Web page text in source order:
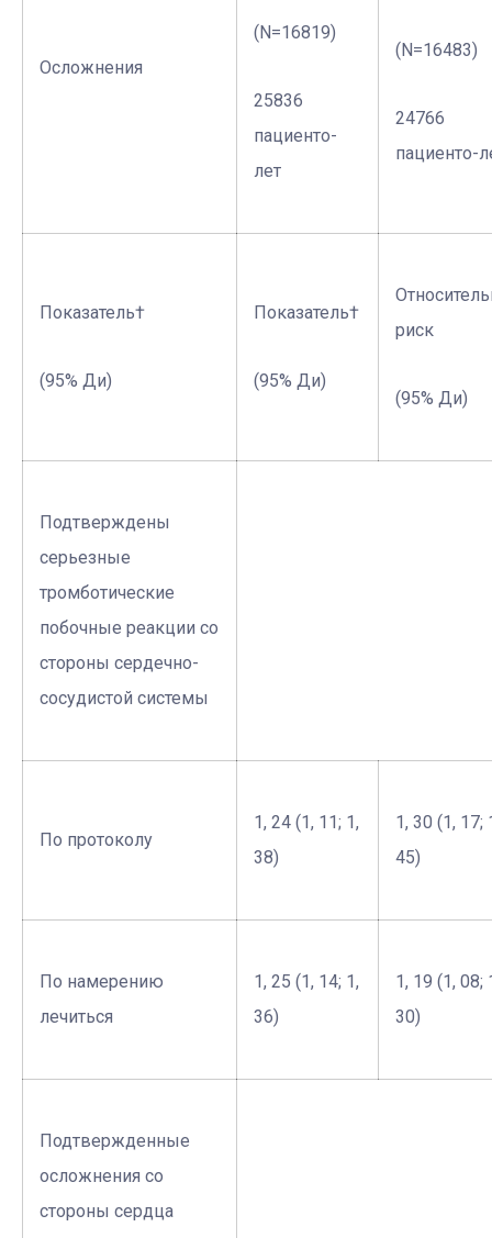
Осложнения
(N=16819)
25836
пациенто-
лет
(N=16483)
24766
пациенто-
Показатель†
(95% Ди)
Показатель†
(95% Ди)
риск
(95% Ди)
Подтверждены
серьезные
тромботические
побочные реакции со
стороны сердечно-
сосудистой системы
По протоколу
1, 24 (1, 11; 1,
38)
1, 30 (1, 17;
45)
По намерению
лечиться
1, 25 (1, 14; 1,
36)
1, 19 (1, 08;
30)
Подтвержденные
осложнения со
стороны сердца